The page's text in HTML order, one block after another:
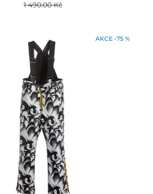
1 490.00 Kč
AKCE -75 %